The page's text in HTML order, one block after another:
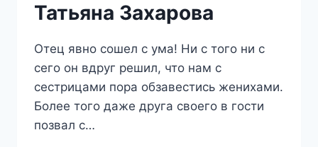
Татьяна Захарова
Отец явно сошел с ума! Ни с того ни с
сего он вдруг решил, что нам с
сестрицами пора обзавестись женихами.
Более того даже друга своего в гости
позвал с…